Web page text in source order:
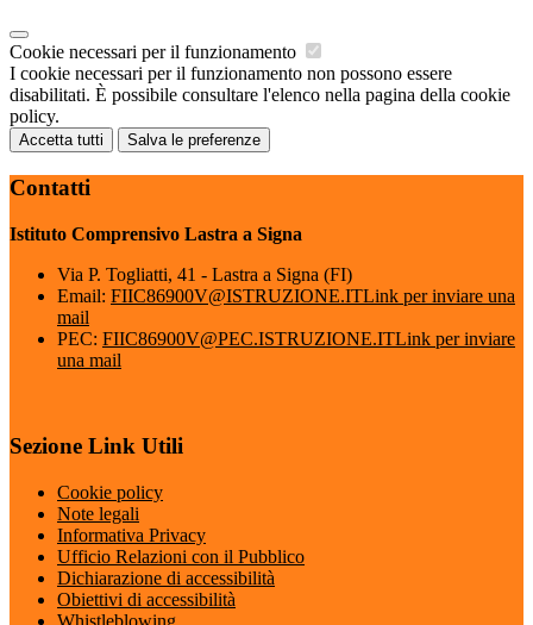
Cookie necessari per il funzionamento
I cookie necessari per il funzionamento non possono essere
disabilitati. È possibile consultare l'elenco nella pagina della cookie
policy.
Accetta tutti Salva le preferenze
Contatti
Istituto Comprensivo Lastra a Signa
Via P. Togliatti, 41 - Lastra a Signa (FI)
Email: FIIC86900V@ISTRUZIONE.ITLink per inviare una
mail
PEC: FIIC86900V@PEC.ISTRUZIONE.ITLink per inviare
una mail
Sezione Link Utili
Cookie policy
Note legali
Informativa Privacy
Ufficio Relazioni con il Pubblico
Dichiarazione di accessibilità
Obiettivi di accessibilità
Whistleblowing